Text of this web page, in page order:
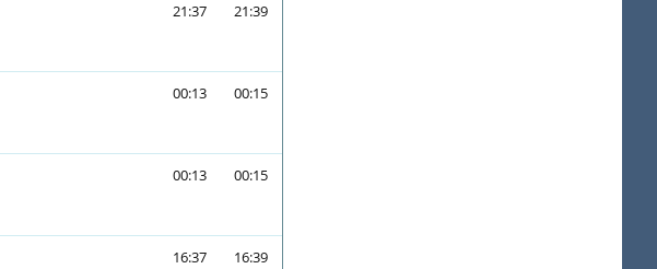
21:37 21:39
00:13 00:15
00:13 00:15
16:37 16:39